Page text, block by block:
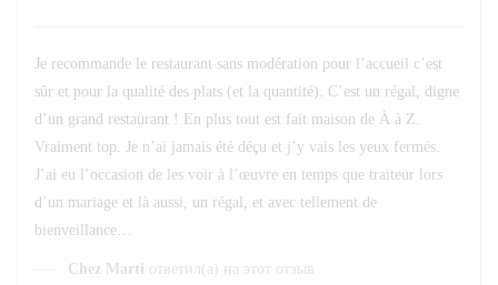
Je recommande le restaurant sans modération pour l’accueil c’est
sûr et pour la qualité des plats (et la quantité). C’est un régal, digne
d’un grand restaurant ! En plus tout est fait maison de À à Z.
Vraiment top. Je n’ai jamais été déçu et j’y vais les yeux fermés.
J’ai eu l’occasion de les voir à l’œuvre en temps que traiteur lors
d’un mariage et là aussi, un régal, et avec tellement de
bienveillance…
Chez Marti ответил(а) на этот отзыв